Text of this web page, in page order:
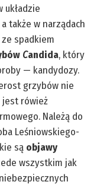
układzie
także w narządach
spadkiem
Candida, który
— kandydozy.
grzybów nie
jest rówież
Należą do
Leśniowskiego-
są objawy
wszystkim jak